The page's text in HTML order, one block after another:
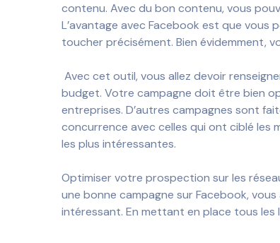
contenu. Avec du bon contenu, vous
L’avantage avec Facebook est que
toucher précisément. Bien évidemment,
Avec cet outil, vous allez devoir
budget. Votre campagne doit être bien
entreprises. D’autres campagnes sont
concurrence avec celles qui ont ciblé les
les plus intéressantes.
Optimiser votre prospection sur les
une bonne campagne sur Facebook,
intéressant. En mettant en place tous les